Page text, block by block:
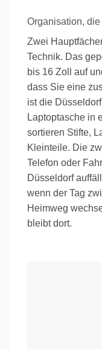
Organisation,
Zwei
Technik. Das
bis 16 Zoll auf
dass Sie eine
ist die
Laptoptasche in
sortieren Stifte,
Kleinteile. Die
Telefon oder
Düsseldorf
wenn der Tag
Heimweg
bleibt dort.